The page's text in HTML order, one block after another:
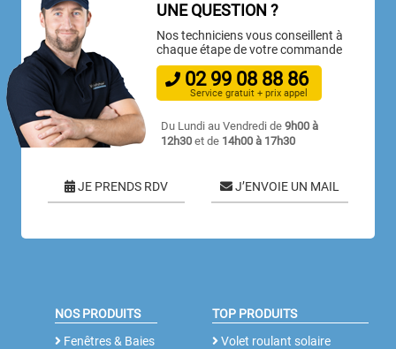
UNE QUESTION ?
Nos techniciens vous conseillent à
chaque étape de votre commande
02 99 08 88 86
Service gratuit + prix appel
Du Lundi au Vendredi de9h00 à
12h30 et de 14h00 à 17h30
JE PRENDS RDV J’ENVOIE UN MAIL
NOS PRODUITS
Fenêtres & Baies
TOP PRODUITS
Volet roulant solaire